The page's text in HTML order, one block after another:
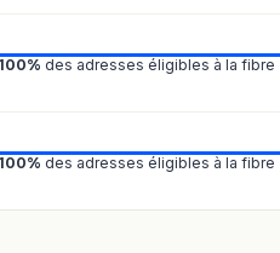
100% des adresses éligibles à la fibre
100% des adresses éligibles à la fibre